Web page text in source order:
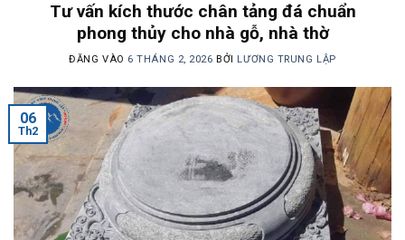
Tư vấn kích thước chân tảng đá chuẩn
phong thủy cho nhà gỗ, nhà thờ
ĐĂNG VÀO 6 THÁNG 2, 2026 BỞI LƯƠNG TRUNG LẬP
06
Th2